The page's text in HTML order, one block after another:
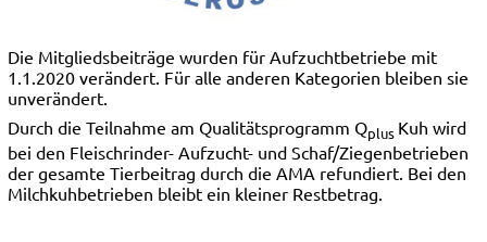
Die Mitgliedsbeiträge wurden für Aufzuchtbetriebe mit
1.1.2020 verändert. Für alle anderen Kategorien bleiben sie
unverändert.
Durch die Teilnahme am Qualitätsprogramm Qplus Kuh wird
bei den Fleischrinder- Aufzucht- und Schaf/Ziegenbetrieben
der gesamte Tierbeitrag durch die AMA refundiert. Bei den
Milchkuhbetrieben bleibt ein kleiner Restbetrag.